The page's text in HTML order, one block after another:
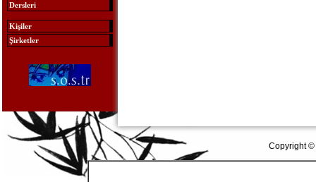
Dersleri
Kişiler
Şirketler
Copyright ©